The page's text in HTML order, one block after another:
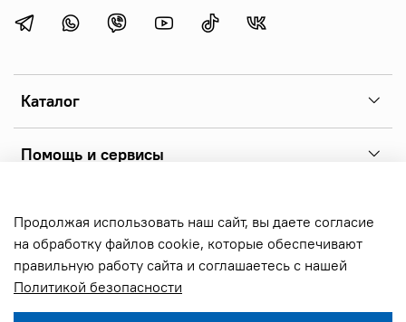
Предзаказ
Каталог
Помощь и сервисы
Copyright 2026 © sonoff.ru - фирменный интернет-магазин
реле sonoff, выключателей и аксессуаров. Все права
защищены.
Продолжая использовать наш сайт, вы даете согласие
на обработку файлов cookie, которые обеспечивают
правильную работу сайта и соглашаетесь с нашей
Политикой безопасности